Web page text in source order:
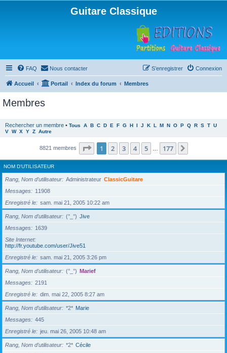
Guitare Classique
FAQ Nous contacter Connexion
S’enregistrer
Accueil Portail Index du forum Membres
Membres
Rechercher un membre • Tous A B C D E F G H I J K L M N O P Q R S T U
V W X Y Z Autre
8821 membres Page 1sur177
1 2 3 4 5 177
NOM D’UTILISATEUR
Rang, Nom d’utilisateur Administrateur ClassicGuitare
Messages
11908
Enregistré le
sam. mai 21, 2005 10:22 am
Rang, Nom d’utilisateur (°_°) Jive
Messages
1639
Site Internet
http://fr.youtube.com/user/Jive51
Enregistré le
sam. mai 21, 2005 3:26 pm
Rang, Nom d’utilisateur (°_°) Marief
Messages
2191
Enregistré le
dim. mai 22, 2005 8:27 am
Rang, Nom d’utilisateur *2* Marie
Messages
445
Enregistré le
jeu. mai 26, 2005 10:48 am
Rang, Nom d’utilisateur *2* Cécile